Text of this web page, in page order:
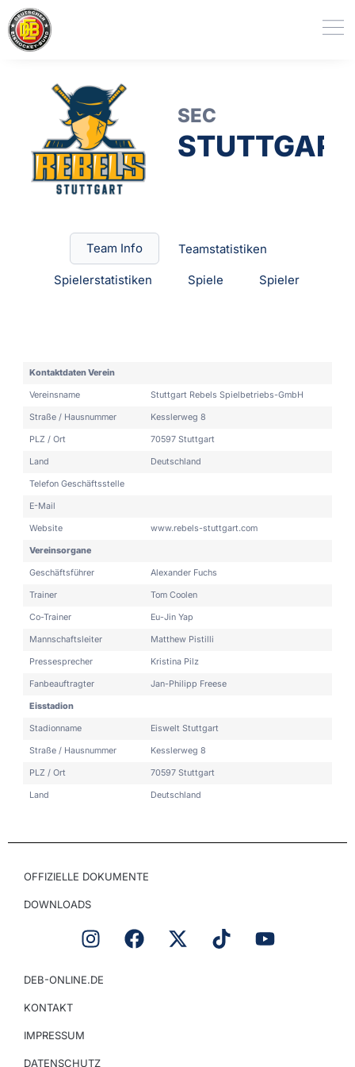
SEC
Team Info Teamstatistiken
Spielerstatistiken Spiele Spieler
Kontaktdaten Verein
Vereinsname Stuttgart Rebels Spielbetriebs-GmbH
Straße / Hausnummer Kesslerweg 8
PLZ / Ort 70597 Stuttgart
Land Deutschland
Telefon Geschäftsstelle
E-Mail
Website www.rebels-stuttgart.com
Vereinsorgane
Geschäftsführer Alexander Fuchs
Trainer Tom Coolen
Co-Trainer Eu-Jin Yap
Mannschaftsleiter Matthew Pistilli
Pressesprecher Kristina Pilz
Fanbeauftragter Jan-Philipp Freese
Eisstadion
Stadionname Eiswelt Stuttgart
Straße / Hausnummer Kesslerweg 8
PLZ / Ort 70597 Stuttgart
Land Deutschland
OFFIZIELLE DOKUMENTE
DOWNLOADS
DEB-ONLINE.DE
KONTAKT
IMPRESSUM
DATENSCHUTZ